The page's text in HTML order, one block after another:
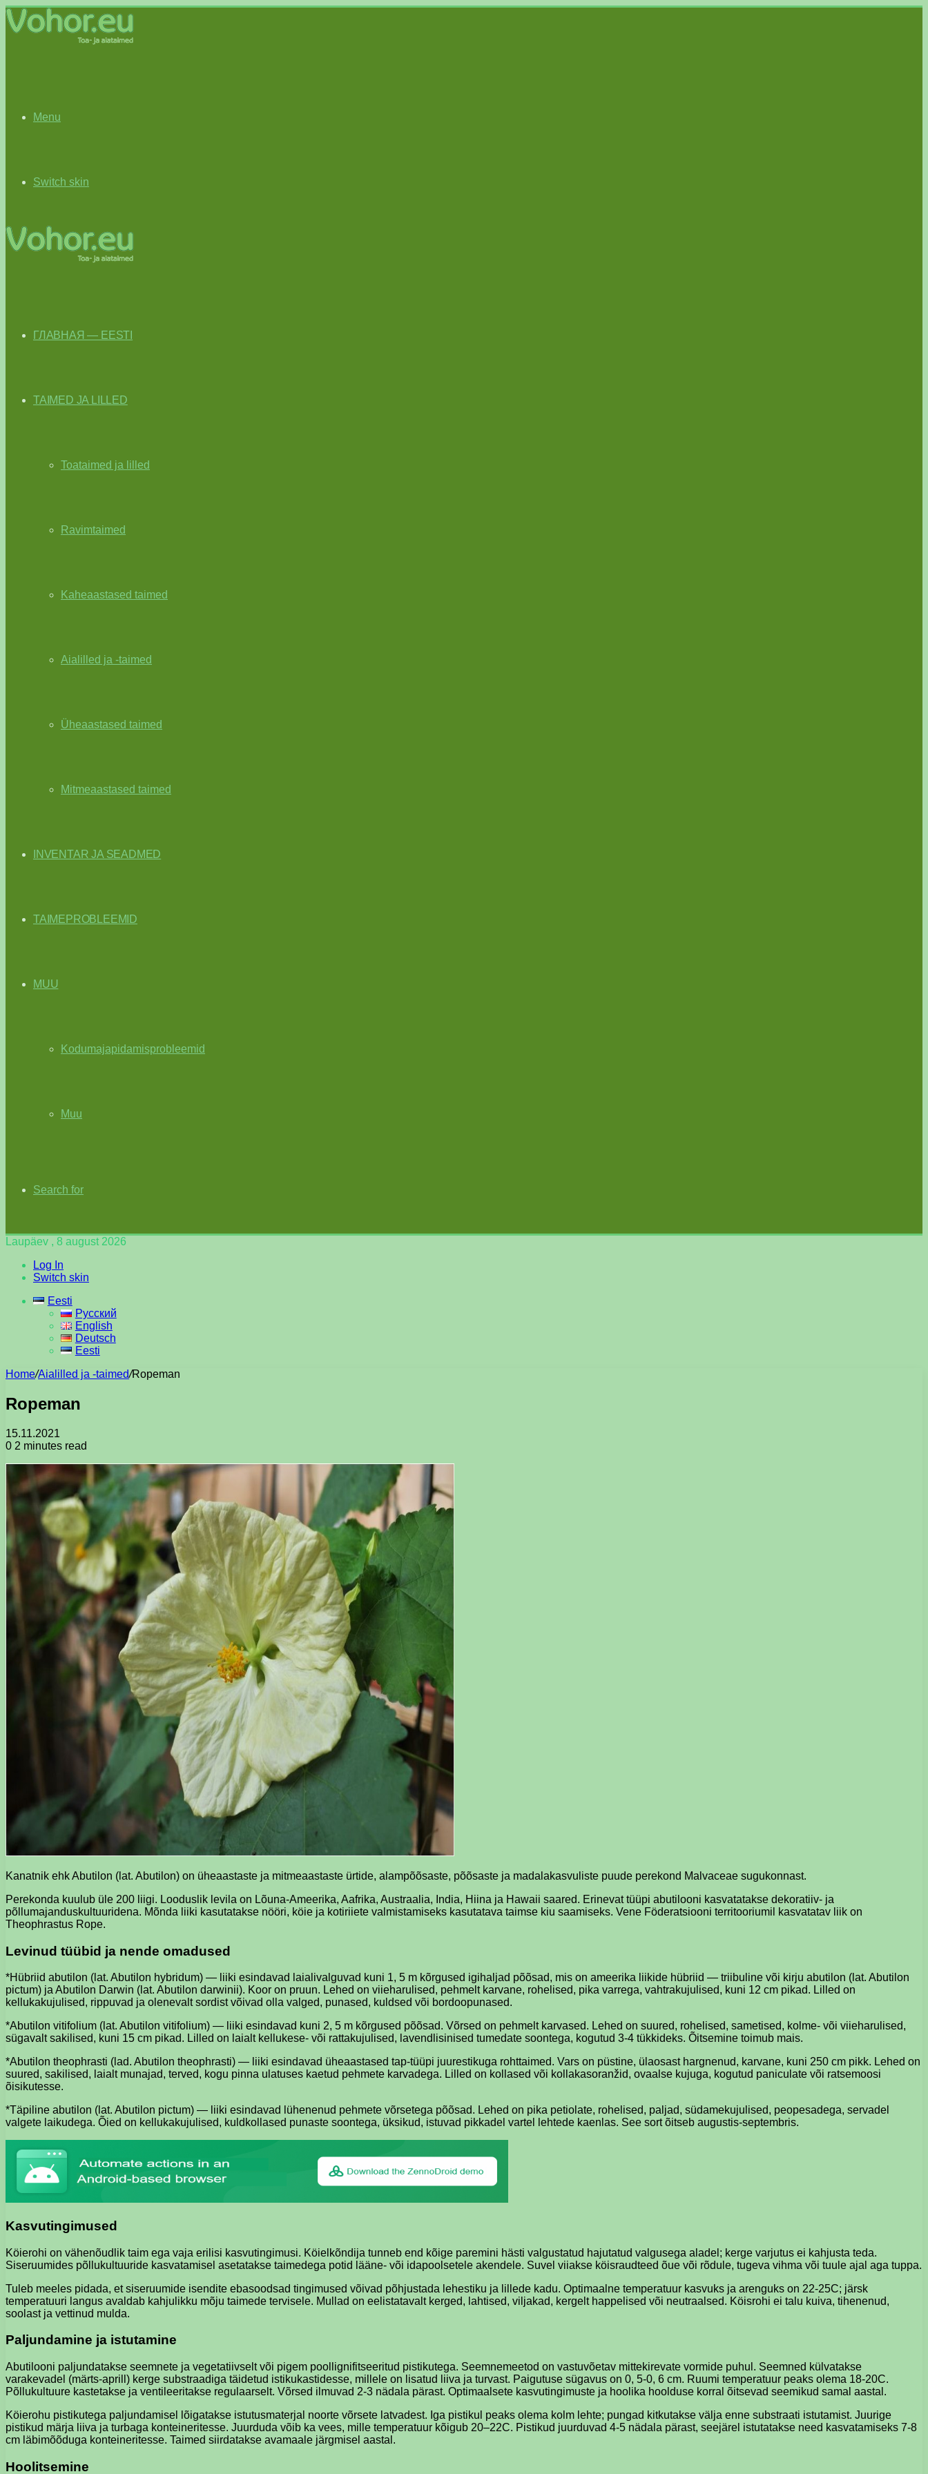
Menu
Switch skin
ГЛАВНАЯ — EESTI
TAIMED JA LILLED
Toataimed ja lilled
Ravimtaimed
Kaheaastased taimed
Aialilled ja -taimed
Üheaastased taimed
Mitmeaastased taimed
INVENTAR JA SEADMED
TAIMEPROBLEEMID
MUU
Kodumajapidamisprobleemid
Muu
Search for
Laupäev , 8 august 2026
Log In
Switch skin
Eesti
Русский
English
Deutsch
Eesti
Home/Aialilled ja -taimed/Ropeman
Ropeman
15.11.2021
0 2 minutes read
Kanatnik ehk Abutilon (lat. Abutilon) on üheaastaste ja mitmeaastaste ürtide, alampõõsaste, põõsaste ja madalakasvuliste puude perekond Malvaceae sugukonnast.
Perekonda kuulub üle 200 liigi. Looduslik levila on Lõuna-Ameerika, Aafrika, Austraalia, India, Hiina ja Hawaii saared. Erinevat tüüpi abutilooni kasvatatakse dekoratiiv- ja
põllumajanduskultuuridena. Mõnda liiki kasutatakse nööri, köie ja kotiriiete valmistamiseks kasutatava taimse kiu saamiseks. Vene Föderatsiooni territooriumil kasvatatav liik on
Theophrastus Rope.
Levinud tüübid ja nende omadused
*Hübriid abutilon (lat. Abutilon hybridum) — liiki esindavad laialivalguvad kuni 1, 5 m kõrgused igihaljad põõsad, mis on ameerika liikide hübriid — triibuline või kirju abutilon (lat. Abutilon
pictum) ja Abutilon Darwin (lat. Abutilon darwinii). Koor on pruun. Lehed on viieharulised, pehmelt karvane, rohelised, pika varrega, vahtrakujulised, kuni 12 cm pikad. Lilled on
kellukakujulised, rippuvad ja olenevalt sordist võivad olla valged, punased, kuldsed või bordoopunased.
*Abutilon vitifolium (lat. Abutilon vitifolium) — liiki esindavad kuni 2, 5 m kõrgused põõsad. Võrsed on pehmelt karvased. Lehed on suured, rohelised, sametised, kolme- või viieharulised,
sügavalt sakilised, kuni 15 cm pikad. Lilled on laialt kellukese- või rattakujulised, lavendlisinised tumedate soontega, kogutud 3-4 tükkideks. Õitsemine toimub mais.
*Abutilon theophrasti (lad. Abutilon theophrasti) — liiki esindavad üheaastased tap-tüüpi juurestikuga rohttaimed. Vars on püstine, ülaosast hargnenud, karvane, kuni 250 cm pikk. Lehed on
suured, sakilised, laialt munajad, terved, kogu pinna ulatuses kaetud pehmete karvadega. Lilled on kollased või kollakasoranžid, ovaalse kujuga, kogutud paniculate või ratsemoosi
õisikutesse.
*Täpiline abutilon (lat. Abutilon pictum) — liiki esindavad lühenenud pehmete võrsetega põõsad. Lehed on pika petiolate, rohelised, paljad, südamekujulised, peopesadega, servadel
valgete laikudega. Õied on kellukakujulised, kuldkollased punaste soontega, üksikud, istuvad pikkadel vartel lehtede kaenlas. See sort õitseb augustis-septembris.
Kasvutingimused
Köierohi on vähenõudlik taim ega vaja erilisi kasvutingimusi. Köielkõndija tunneb end kõige paremini hästi valgustatud hajutatud valgusega aladel; kerge varjutus ei kahjusta teda.
Siseruumides põllukultuuride kasvatamisel asetatakse taimedega potid lääne- või idapoolsetele akendele. Suvel viiakse köisraudteed õue või rõdule, tugeva vihma või tuule ajal aga tuppa.
Tuleb meeles pidada, et siseruumide isendite ebasoodsad tingimused võivad põhjustada lehestiku ja lillede kadu. Optimaalne temperatuur kasvuks ja arenguks on 22-25C; järsk
temperatuuri langus avaldab kahjulikku mõju taimede tervisele. Mullad on eelistatavalt kerged, lahtised, viljakad, kergelt happelised või neutraalsed. Köisrohi ei talu kuiva, tihenenud,
soolast ja vettinud mulda.
Paljundamine ja istutamine
Abutilooni paljundatakse seemnete ja vegetatiivselt või pigem poollignifitseeritud pistikutega. Seemnemeetod on vastuvõetav mittekirevate vormide puhul. Seemned külvatakse
varakevadel (märts-aprill) kerge substraadiga täidetud istikukastidesse, millele on lisatud liiva ja turvast. Paigutuse sügavus on 0, 5-0, 6 cm. Ruumi temperatuur peaks olema 18-20C.
Põllukultuure kastetakse ja ventileeritakse regulaarselt. Võrsed ilmuvad 2-3 nädala pärast. Optimaalsete kasvutingimuste ja hoolika hoolduse korral õitsevad seemikud samal aastal.
Köierohu pistikutega paljundamisel lõigatakse istutusmaterjal noorte võrsete latvadest. Iga pistikul peaks olema kolm lehte; pungad kitkutakse välja enne substraati istutamist. Juurige
pistikud märja liiva ja turbaga konteineritesse. Juurduda võib ka vees, mille temperatuur kõigub 20–22C. Pistikud juurduvad 4-5 nädala pärast, seejärel istutatakse need kasvatamiseks 7-8
cm läbimõõduga konteineritesse. Taimed siirdatakse avamaale järgmisel aastal.
Hoolitsemine